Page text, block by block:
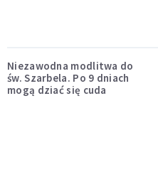
Niezawodna modlitwa do
św. Szarbela. Po 9 dniach
mogą dziać się cuda